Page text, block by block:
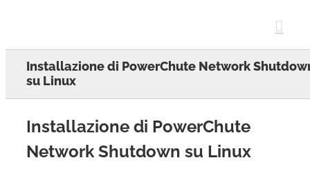
Installazione di PowerChute Network
su Linux
Installazione di PowerChute
Network Shutdown su Linux